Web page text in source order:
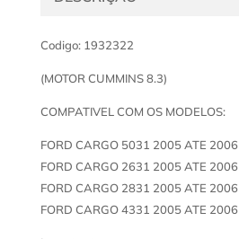
Codigo: 1932322
(MOTOR CUMMINS 8.3)
COMPATIVEL COM OS MODELOS:
FORD CARGO 5031 2005 ATE 2006
FORD CARGO 2631 2005 ATE 2006
FORD CARGO 2831 2005 ATE 2006
FORD CARGO 4331 2005 ATE 2006